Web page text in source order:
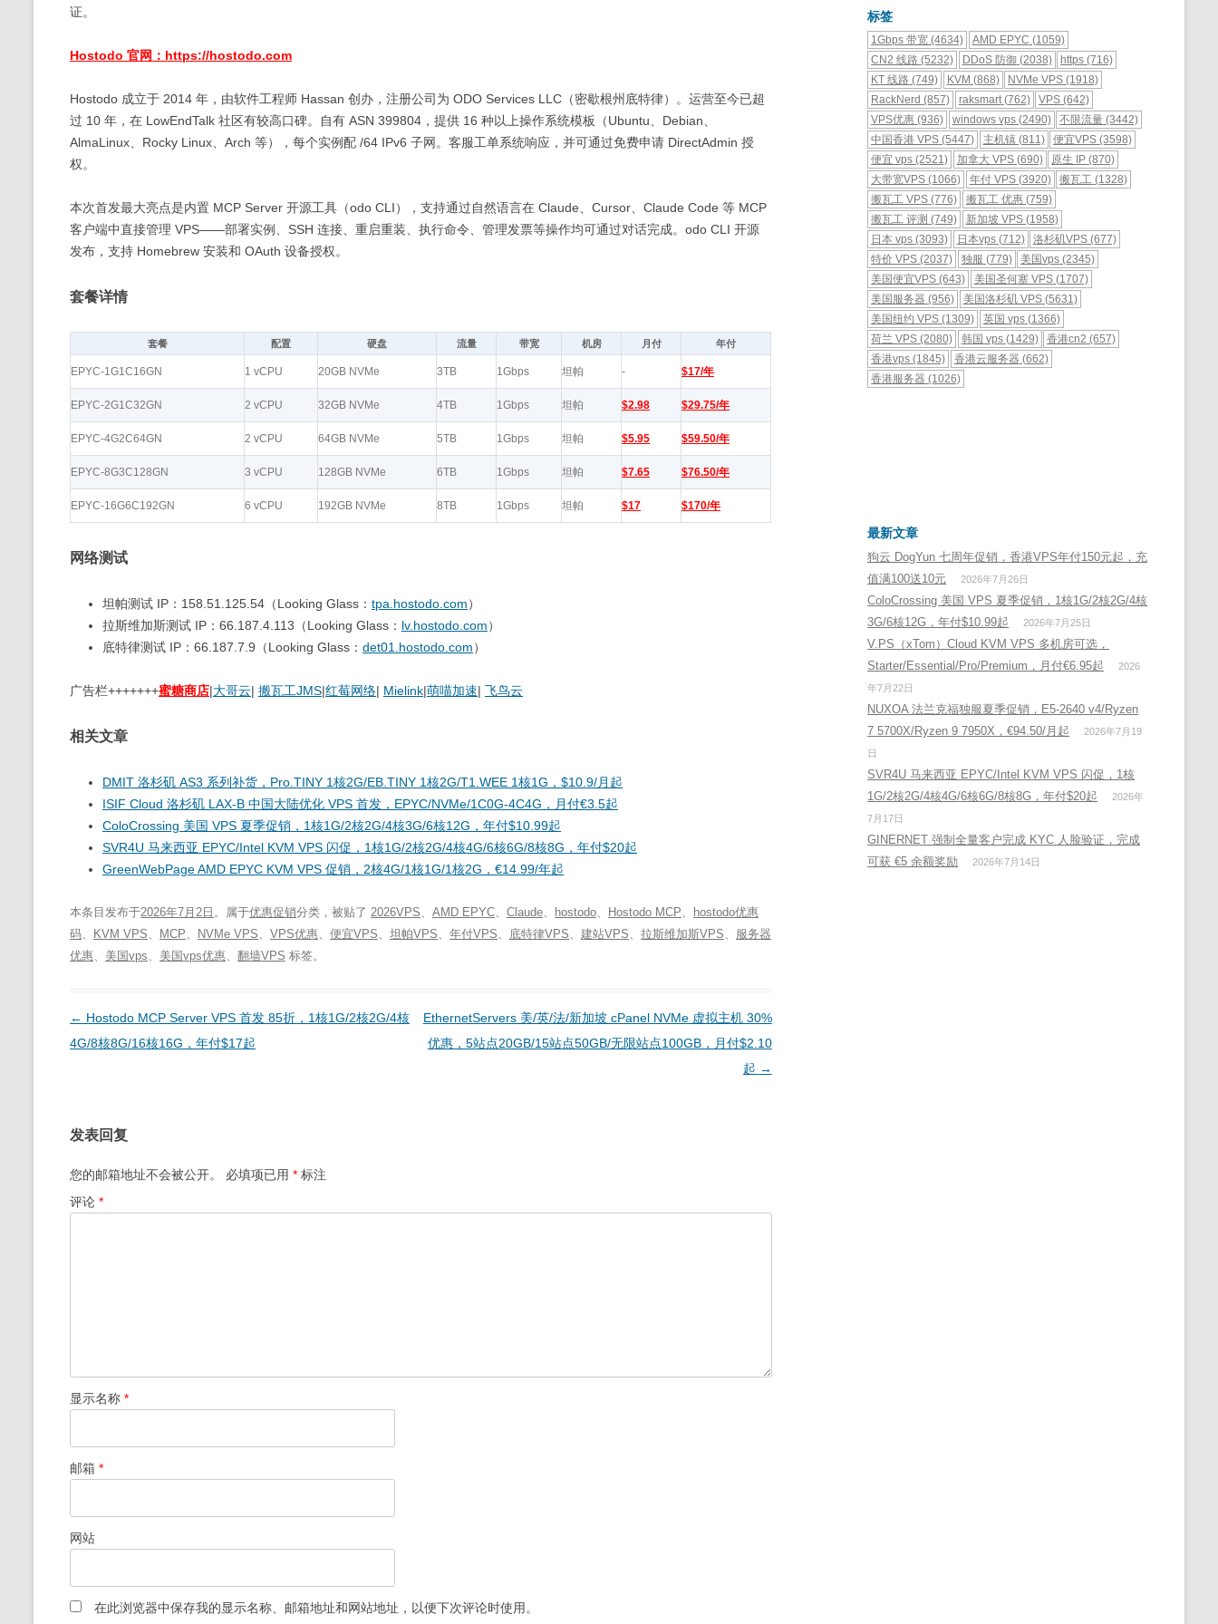
证。
Hostodo 官网：https://hostodo.com
Hostodo 成立于 2014 年，由软件工程师 Hassan 创办，注册公司为 ODO Services LLC（密歇根州底特律）。运营至今已超
过 10 年，在 LowEndTalk 社区有较高口碑。自有 ASN 399804，提供 16 种以上操作系统模板（Ubuntu、Debian、
AlmaLinux、Rocky Linux、Arch 等），每个实例配 /64 IPv6 子网。客服工单系统响应，并可通过免费申请 DirectAdmin 授
权。
本次首发最大亮点是内置 MCP Server 开源工具（odo CLI），支持通过自然语言在 Claude、Cursor、Claude Code 等 MCP
客户端中直接管理 VPS——部署实例、SSH 连接、重启重装、执行命令、管理发票等操作均可通过对话完成。odo CLI 开源
发布，支持 Homebrew 安装和 OAuth 设备授权。
套餐详情
套餐 配置 硬盘 流量 带宽 机房 月付 年付
EPYC-1G1C16GN 1 vCPU 20GB NVMe 3TB 1Gbps 坦帕 - $17/年
EPYC-2G1C32GN 2 vCPU 32GB NVMe 4TB 1Gbps 坦帕 $2.98 $29.75/年
EPYC-4G2C64GN 2 vCPU 64GB NVMe 5TB 1Gbps 坦帕 $5.95 $59.50/年
EPYC-8G3C128GN 3 vCPU 128GB NVMe 6TB 1Gbps 坦帕 $7.65 $76.50/年
EPYC-16G6C192GN 6 vCPU 192GB NVMe 8TB 1Gbps 坦帕 $17 $170/年
网络测试
坦帕测试 IP：158.51.125.54（Looking Glass： tpa.hostodo.com）
拉斯维加斯测试 IP：66.187.4.113（Looking Glass： lv.hostodo.com）
底特律测试 IP：66.187.7.9（Looking Glass： det01.hostodo.com）
广告栏+++++++蜜糖商店|大哥云| 搬瓦工JMS|红莓网络| Mielink|萌喵加速| 飞鸟云
相关文章
DMIT 洛杉矶 AS3 系列补货，Pro.TINY 1核2G/EB.TINY 1核2G/T1.WEE 1核1G，$10.9/月起
ISIF Cloud 洛杉矶 LAX-B 中国大陆优化 VPS 首发，EPYC/NVMe/1C0G-4C4G，月付€3.5起
ColoCrossing 美国 VPS 夏季促销，1核1G/2核2G/4核3G/6核12G，年付$10.99起
SVR4U 马来西亚 EPYC/Intel KVM VPS 闪促，1核1G/2核2G/4核4G/6核6G/8核8G，年付$20起
GreenWebPage AMD EPYC KVM VPS 促销，2核4G/1核1G/1核2G，€14.99/年起
本条目发布于2026年7月2日 。属于优惠促销分类，被贴了 2026VPS、 AMD EPYC、 Claude、 hostodo、 Hostodo MCP、
hostodo优惠
码、 KVM VPS、 MCP、 NVMe VPS、 VPS优惠、 便宜VPS、 坦帕VPS、 年付VPS、 底特律VPS、 建站VPS、 拉斯维加斯VPS、 服务器
优惠、 美国vps、 美国vps优惠、 翻墙VPS 标签。
文
章
← Hostodo MCP Server VPS 首发 85折，1核1G/2核2G/4核
4G/8核8G/16核16G，年付$17起
EthernetServers 美/英/法/新加坡 cPanel NVMe 虚拟主机 30%
优惠，5站点20GB/15站点50GB/无限站点100GB，月付$2.10
起 →
发表回复
您的邮箱地址不会被公开。 必填项已用 * 标注
评论 *
显示名称 *
邮箱 *
网站
在此浏览器中保存我的显示名称、邮箱地址和网站地址，以便下次评论时使用。
标签
1Gbps 带宽 (4634) AMD EPYC (1059)
CN2 线路 (5232) DDoS 防御(2038) https (716)
KT 线路 (749) KVM (868) NVMe VPS (1918)
RackNerd (857) raksmart(762) VPS (642)
VPS优惠 (936) windows vps(2490) 不限流量 (3442)
中国香港 VPS (5447) 主机镇(811) 便宜VPS (3598)
便宜 vps (2521) 加拿大 VPS(690) 原生 IP (870)
大带宽VPS (1066) 年付 VPS(3920) 搬瓦工 (1328)
搬瓦工 VPS (776) 搬瓦工 优惠(759)
搬瓦工 评测 (749) 新加坡 VPS(1958)
日本 vps (3093) 日本vps(712) 洛杉矶VPS (677)
特价 VPS (2037) 独服 (779) 美国vps (2345)
美国便宜VPS (643) 美国圣何塞 VPS(1707)
美国服务器 (956) 美国洛杉矶 VPS(5631)
美国纽约 VPS (1309) 英国 vps(1366)
荷兰 VPS (2080) 韩国 vps(1429) 香港cn2 (657)
香港vps (1845) 香港云服务器 (662)
香港服务器 (1026)
最新文章
狗云 DogYun 七周年促销，香港VPS年付150元起，充
值满100送10元
2026年7月26日
ColoCrossing 美国 VPS 夏季促销，1核1G/2核2G/4核
3G/6核12G，年付$10.99起
2026年7月25日
V.PS（xTom）Cloud KVM VPS 多机房可选，
Starter/Essential/Pro/Premium，月付€6.95起
2026
年7月22日
NUXOA 法兰克福独服夏季促销，E5-2640 v4/Ryzen
7 5700X/Ryzen 9 7950X，€94.50/月起
2026年7月19
日
SVR4U 马来西亚 EPYC/Intel KVM VPS 闪促，1核
1G/2核2G/4核4G/6核6G/8核8G，年付$20起
2026年
7月17日
GINERNET 强制全量客户完成 KYC 人脸验证，完成
可获 €5 余额奖励
2026年7月14日